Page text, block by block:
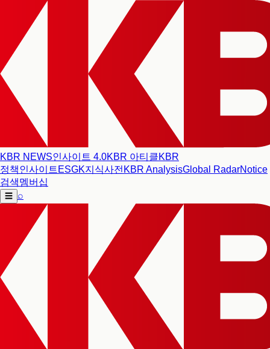
KBR NEWS인사이트 4.0KBR 아티클KBR
정책인사이트 ESGK지식사전 KBR AnalysisGlobal RadarNotice
검색멤버십
☰ ⌕